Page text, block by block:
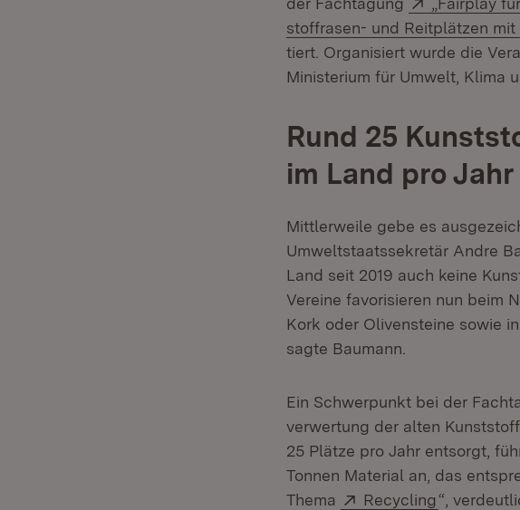
stoffrasen- und Reitplätzen
tiert. Organisiert wurde die
Ministerium für Umwelt, Klima
Rund 25
im Land pro
Mittlerweile gebe es
Umweltstaatssekretär Andre
Land seit 2019 auch keine
Vereine favorisieren nun beim
Kork oder Olivensteine sowie
sagte Baumann.
Ein Schwerpunkt bei der
verwertung der alten
25 Plätze pro Jahr entsorgt,
Tonnen Material an, das
Thema
Extern:
Recycling(Öffnet in
“,